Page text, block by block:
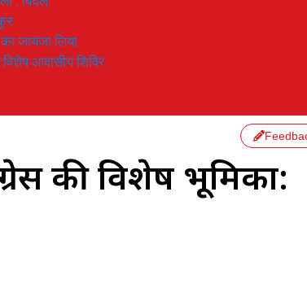
जायजा लिया
आवासीय शिविर
की विशेष भूमिका: